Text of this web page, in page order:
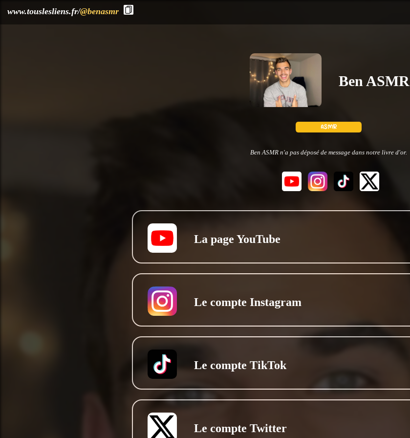
www.touslesliens.fr/@benasmr
Ben ASMR
Ben ASMR n'a pas déposé de message dans notre livre d'or.
La page YouTube
Le compte Instagram
Le compte TikTok
Le compte Twitter